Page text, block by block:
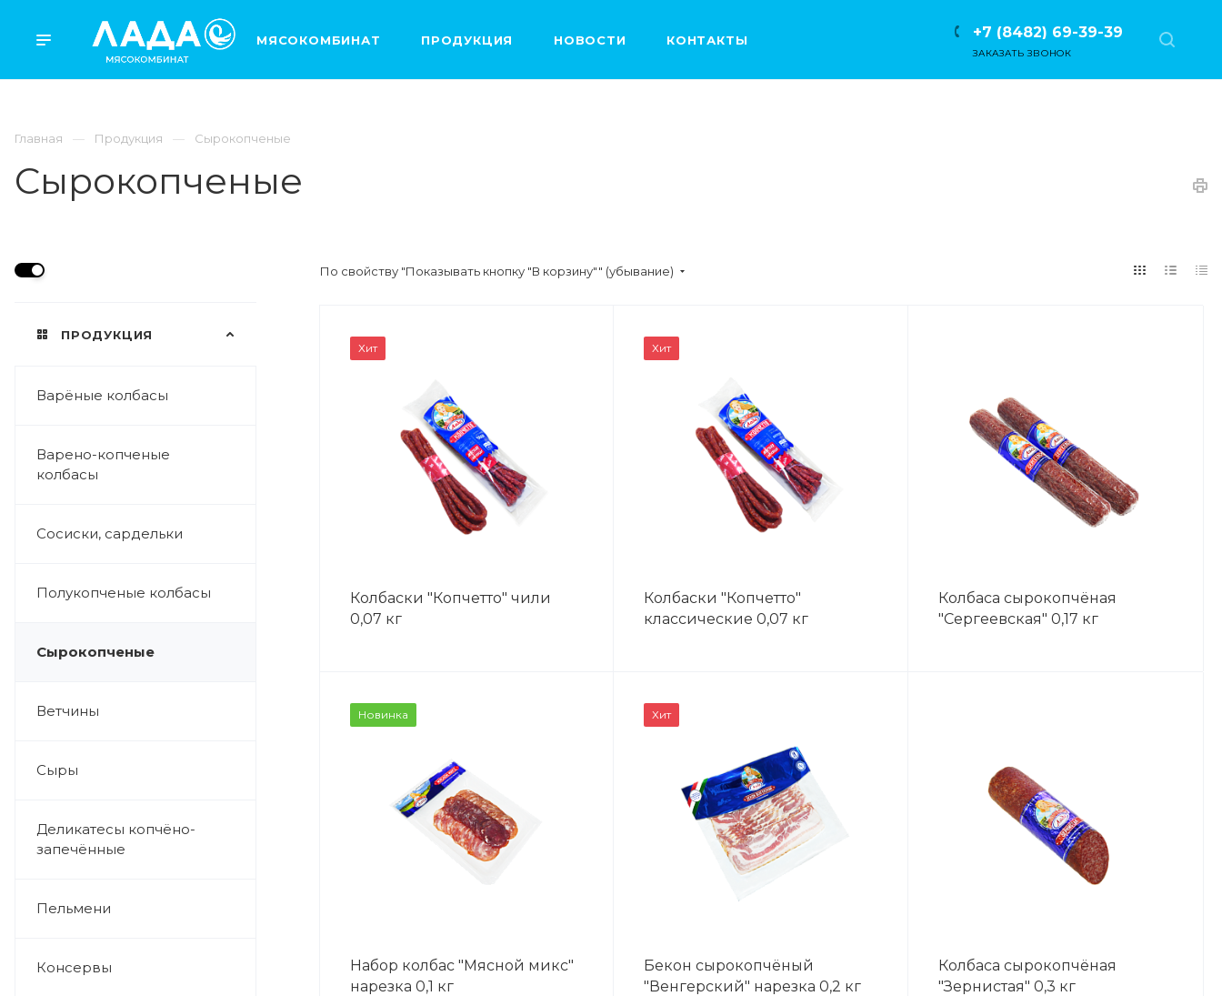
+7 (8482) 69-39-39
ЗАКАЗАТЬ ЗВОНОК
МЯСОКОМБИНАТ ПРОДУКЦИЯ НОВОСТИ КОНТАКТЫ
Главная Продукция Сырокопченые
Сырокопченые
ПРОДУКЦИЯ
Варёные колбасы
Варено-копченые
колбасы
Сосиски, сардельки
Полукопченые колбасы
Сырокопченые
Ветчины
Сыры
Деликатесы копчёно-
запечённые
Пельмени
Консервы
По свойству "Показывать кнопку "В корзину"" (убывание)
ВЕС
Хит
Колбаски "Копчетто" чили
0,07 кг
Хит
Колбаски "Копчетто"
классические 0,07 кг
Колбаса сырокопчёная
"Сергеевская" 0,17 кг
Новинка
Набор колбас "Мясной микс"
нарезка 0,1 кг
ВЕС
0,2 кг Хит
Бекон сырокопчёный
"Венгерский" нарезка 0,2 кг
Колбаса сырокопчёная
"Зернистая" 0,3 кг